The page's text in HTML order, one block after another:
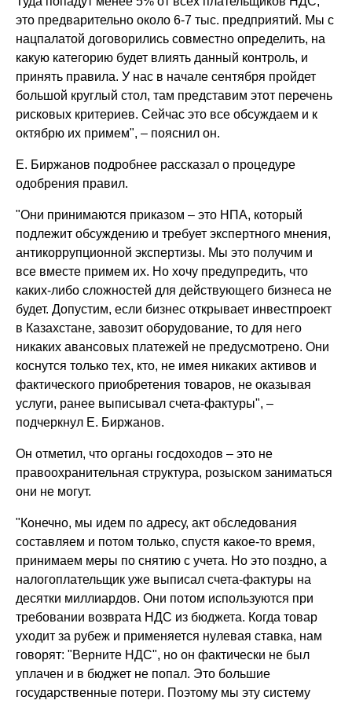
это предварительно около 6-7 тыс. предприятий. Мы с
нацпалатой договорились совместно определить, на
какую категорию будет влиять данный контроль, и
принять правила. У нас в начале сентября пройдет
большой круглый стол, там представим этот перечень
рисковых критериев. Сейчас это все обсуждаем и к
октябрю их примем", – пояснил он.
Е. Биржанов подробнее рассказал о процедуре
одобрения правил.
"Они принимаются приказом – это НПА, который
подлежит обсуждению и требует экспертного мнения,
антикоррупционной экспертизы. Мы это получим и
все вместе примем их. Но хочу предупредить, что
каких-либо сложностей для действующего бизнеса не
будет. Допустим, если бизнес открывает инвестпроект
в Казахстане, завозит оборудование, то для него
никаких авансовых платежей не предусмотрено. Они
коснутся только тех, кто, не имея никаких активов и
фактического приобретения товаров, не оказывая
услуги, ранее выписывал счета-фактуры", –
подчеркнул Е. Биржанов.
Он отметил, что органы госдоходов – это не
правоохранительная структура, розыском заниматься
они не могут.
"Конечно, мы идем по адресу, акт обследования
составляем и потом только, спустя какое-то время,
принимаем меры по снятию с учета. Но это поздно, а
налогоплательщик уже выписал счета-фактуры на
десятки миллиардов. Они потом используются при
требовании возврата НДС из бюджета. Когда товар
уходит за рубеж и применяется нулевая ставка, нам
говорят: "Верните НДС", но он фактически не был
уплачен и в бюджет не попал. Это большие
государственные потери. Поэтому мы эту систему